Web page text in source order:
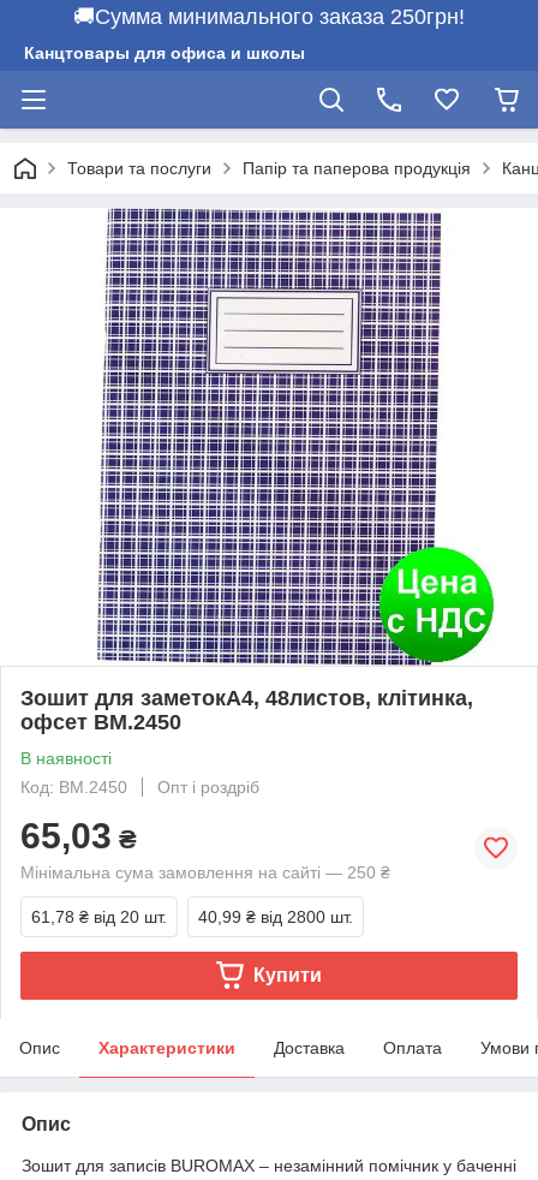
🚚Сумма минимального заказа 250грн!
Канцтовары для офиса и школы
Товари та послуги Папір та паперова продукція
Зошит для заметокА4, 48листов, клітинка,
офсет BM.2450
В наявності
Код: BM.2450
Опт і роздріб
65,03 ₴
Мінімальна сума замовлення на сайті — 250 ₴
61,78 ₴ від 20 шт. 40,99 ₴ від 2800 шт.
Купити
Опис Характеристики Доставка Оплата Умови
Опис
Зошит для записів BUROMAX – незамінний помічник у баченні